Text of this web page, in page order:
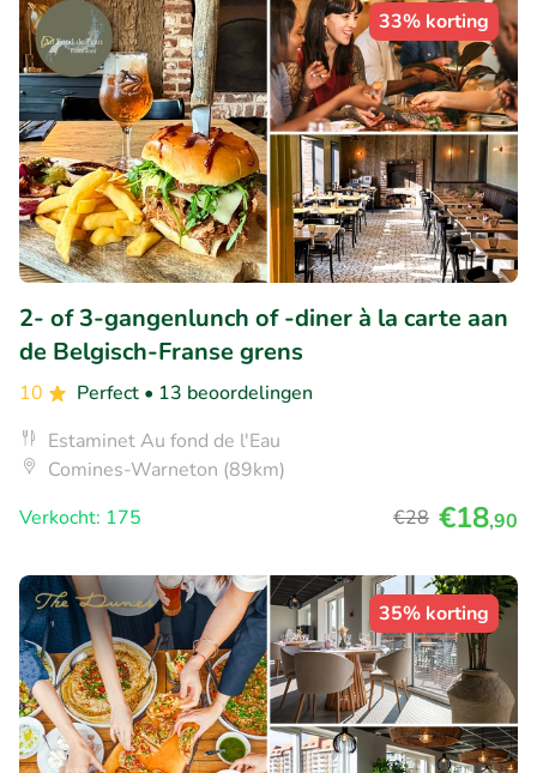
33% korting
2- of 3-gangenlunch of -diner à la carte aan
de Belgisch-Franse grens
10 Perfect • 13 beoordelingen
Estaminet Au fond de l'Eau
Comines-Warneton (89km)
Verkocht: 175
€28 €18,90
35% korting